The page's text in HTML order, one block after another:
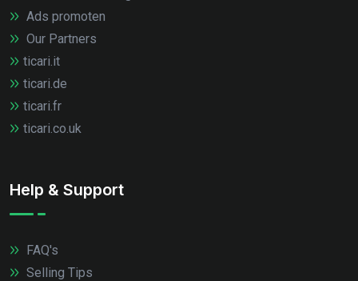
Ads promoten
Our Partners
ticari.it
ticari.de
ticari.fr
ticari.co.uk
Help & Support
FAQ's
Selling Tips